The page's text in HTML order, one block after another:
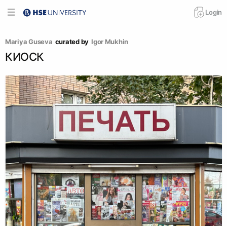
Login
Mariya Guseva curated by Igor Mukhin
КИОСК